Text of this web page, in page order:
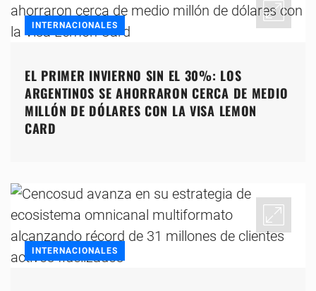
INTERNACIONALES
EL PRIMER INVIERNO SIN EL 30%: LOS
ARGENTINOS SE AHORRARON CERCA DE MEDIO
MILLÓN DE DÓLARES CON LA VISA LEMON
CARD
INTERNACIONALES